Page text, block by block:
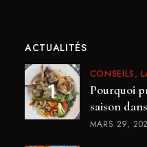
ACTUALITÉS
CONSEILS
Pourquoi
saison
MARS 29,